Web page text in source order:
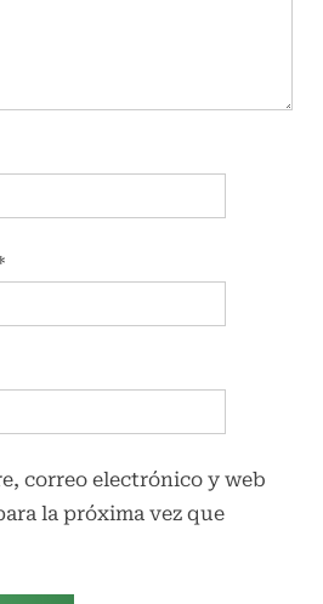
correo electrónico y web
la próxima vez que